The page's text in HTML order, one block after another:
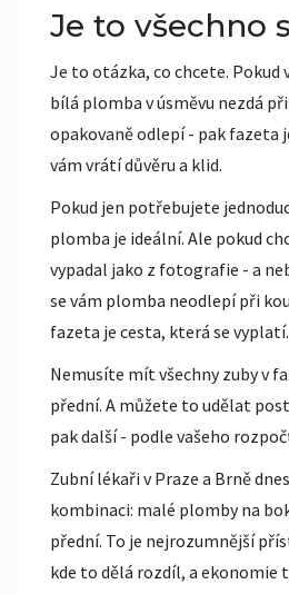
Je to všechno
Je to otázka, co chcete. Pokud
bílá plomba v úsměvu nezdá
opakovaně odlepí - pak fazeta
vám vrátí důvěru a klid.
Pokud jen potřebujete
plomba je ideální. Ale pokud
vypadal jako z fotografie - a
se vám plomba neodlepí při
fazeta je cesta, která se vyplatí.
Nemusíte mít všechny zuby v
přední. A můžete to udělat
pak další - podle vašeho
Zubní lékaři v Praze a Brně
kombinaci: malé plomby na
přední. To je nejrozumnější
kde to dělá rozdíl, a ekonomie